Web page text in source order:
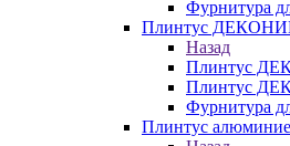
Фурнитура
Плинтус
Назад
Плинтус
Плинтус
Фурнитура
Плинтус